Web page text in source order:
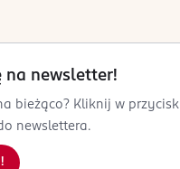
na newsletter!
bieżąco? Kliknij w przycisk
newslettera.